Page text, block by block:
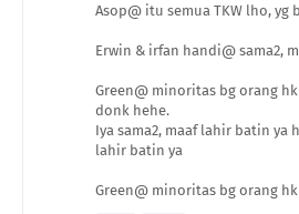
Asop@ itu semua TKW lho,
Erwin & irfan handi@ sama2,
Green@ minoritas bg orang
donk hehe.
Iya sama2, maaf lahir batin ya
lahir batin ya
Green@ minoritas bg orang